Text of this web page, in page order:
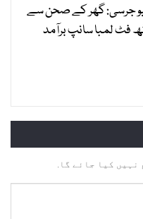
جرسی: گھر کے صحن سے
فٹ لمبا سانپ برآمد
کیا جائے گا.